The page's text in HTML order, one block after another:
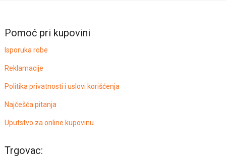
Pomoć pri kupovini
Isporuka robe
Reklamacije
Politika privatnosti i uslovi korišćenja
Najčešća pitanja
Uputstvo za online kupovinu
Trgovac: